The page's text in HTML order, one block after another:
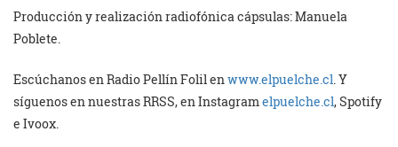
Producción y realización radiofónica cápsulas: Manuela
Poblete.
Escúchanos en Radio Pellín Folil enwww.elpuelche.cl. Y
síguenos en nuestras RRSS, en Instagramelpuelche.cl, Spotify
e Ivoox.